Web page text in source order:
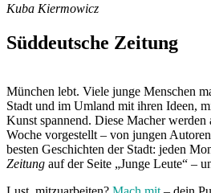
Kuba Kiermowicz
Süddeutsche Zeitung
München lebt. Viele junge Menschen
Stadt und im Umland mit ihren Ideen,
Kunst spannend. Diese Macher werden
Woche vorgestellt – von jungen
besten Geschichten der Stadt: jeden
Zeitung auf der Seite „Junge Leute“ –